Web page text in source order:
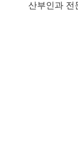
산부인과